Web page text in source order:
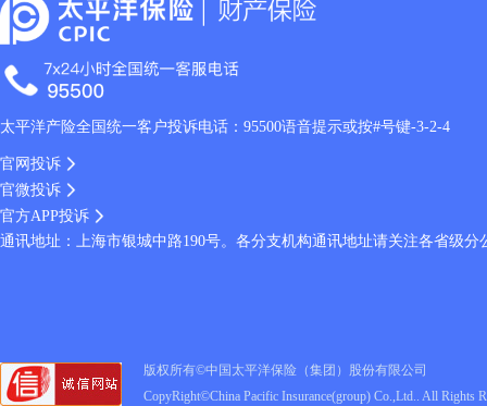
太平洋产险全国统一客户投诉电话：95500语音提示或按#号键-3-2-4
官网投诉
官微投诉
官方APP投诉
通讯地址：上海市银城中路190号。各分支机构通讯地址请关注各省级
版权所有©中国太平洋保险（集团）股份有限公司
CopyRight©China Pacific Insurance(group) Co.,Ltd.. All Rights